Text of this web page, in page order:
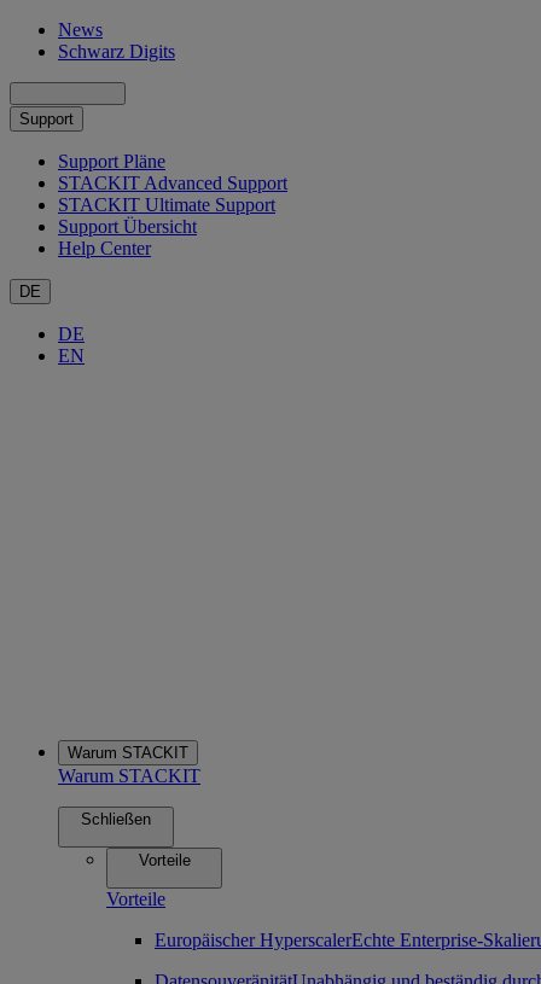
News
Schwarz Digits
Support
Support Pläne
STACKIT Advanced Support
STACKIT Ultimate Support
Support Übersicht
Help Center
DE
DE
EN
Warum STACKIT
Warum STACKIT
Schließen
Vorteile
Vorteile
Europäischer HyperscalerEchte Enterprise-